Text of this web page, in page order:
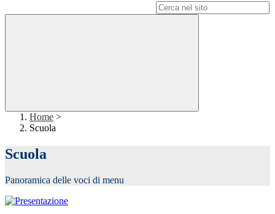
Home >
Scuola
Scuola
Panoramica delle voci di menu